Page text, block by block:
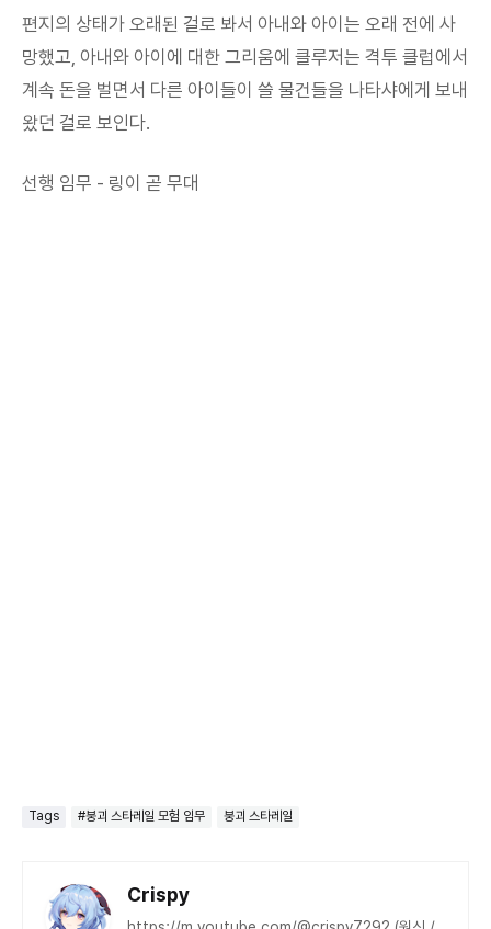
편지의 상태가 오래된 걸로 봐서 아내와 아이는 오래 전에 사
망했고, 아내와 아이에 대한 그리움에 클루저는 격투 클럽에서
계속 돈을 벌면서 다른 아이들이 쓸 물건들을 나타샤에게 보내
왔던 걸로 보인다.
선행 임무 - 링이 곧 무대
Tags #붕괴 스타레일 모험 임무 붕괴 스타레일
Crispy